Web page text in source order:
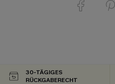
30-TÄGIGES
RÜCKGABERECHT